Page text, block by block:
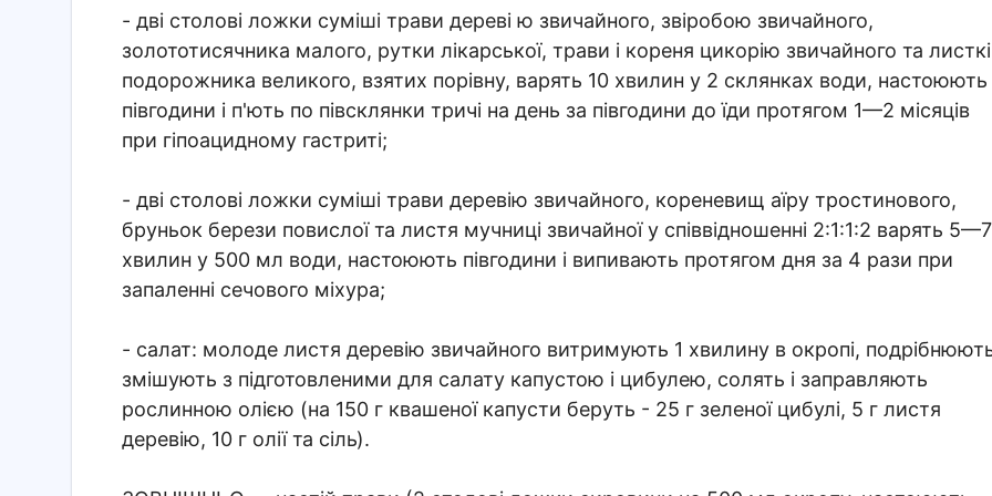
- дві столові ложки суміші трави дереві ю звичайного, звіробою звичайного,
золототисячника малого, рутки лікарської, трави і кореня цикорію звичайного та
подорожника великого, взятих порівну, варять 10 хвилин у 2 склянках води, настоюють
півгодини і п'ють по півсклянки тричі на день за півгодини до їди протягом 1—2 місяців
при гіпоацидному гастриті;
- дві столові ложки суміші трави деревію звичайного, кореневищ аїру тростинового,
бруньок берези повислої та листя мучниці звичайної у співвідношенні 2:1:1:2 варять 5—7
хвилин у 500 мл води, настоюють півгодини і випивають протягом дня за 4 рази при
запаленні сечового міхура;
- салат: молоде листя деревію звичайного витримують 1 хвилину в окропі,
змішують з підготовленими для салату капустою і цибулею, солять і заправляють
рослинною олією (на 150 г квашеної капусти беруть - 25 г зеленої цибулі, 5 г листя
деревію, 10 г олії та сіль).